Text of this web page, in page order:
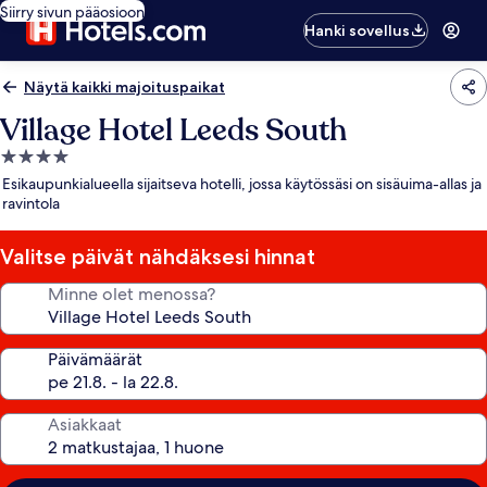
Siirry sivun pääosioon
Hanki sovellus
Näytä kaikki majoituspaikat
Village Hotel Leeds South
4.0
tähden
majoituspaikka
Esikaupunkialueella sijaitseva hotelli, jossa käytössäsi on sisäuima-allas ja
ravintola
Valitse päivät nähdäksesi hinnat
Minne olet menossa?
Päivämäärät
Asiakkaat